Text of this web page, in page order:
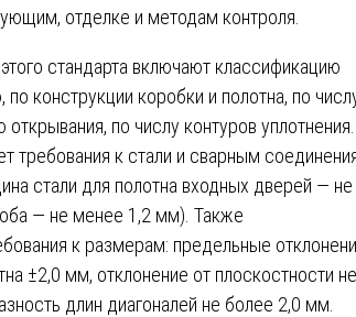
отделке и методам контроля.
стандарта включают классификацию
конструкции коробки и полотна, по
по числу контуров уплотнения.
требования к стали и сварным
стали для полотна входных дверей — не
— не менее 1,2 мм). Также
к размерам: предельные
±2,0 мм, отклонение от плоскостности не
длин диагоналей не более 2,0 мм.